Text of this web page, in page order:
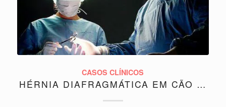
CASOS CLÍNICOS
HÉRNIA DIAFRAGMÁTICA EM CÃO …